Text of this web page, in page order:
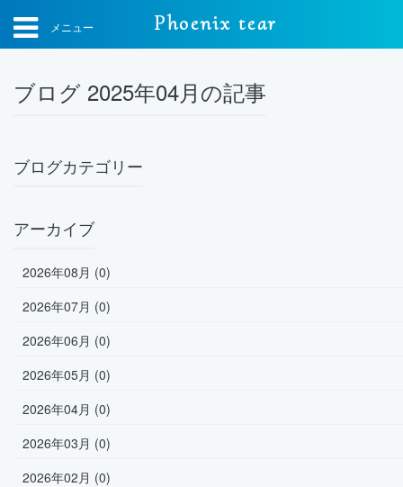
メニュー Phoenix tear
ブログ 2025年04月の記事
ブログカテゴリー
アーカイブ
2026年08月 (0)
2026年07月 (0)
2026年06月 (0)
2026年05月 (0)
2026年04月 (0)
2026年03月 (0)
2026年02月 (0)